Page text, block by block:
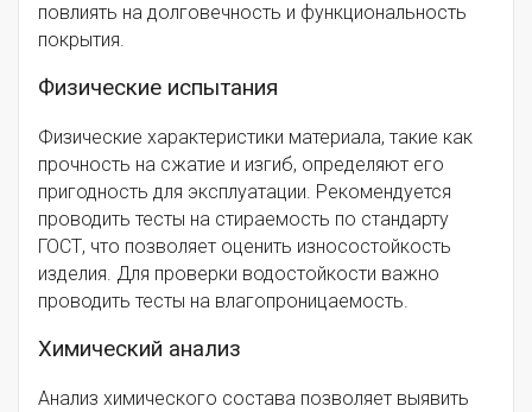
повлиять на долговечность и функциональность
покрытия.
Физические испытания
Физические характеристики материала, такие как
прочность на сжатие и изгиб, определяют его
пригодность для эксплуатации. Рекомендуется
проводить тесты на стираемость по стандарту
ГОСТ, что позволяет оценить износостойкость
изделия. Для проверки водостойкости важно
проводить тесты на влагопроницаемость.
Химический анализ
Анализ химического состава позволяет выявить